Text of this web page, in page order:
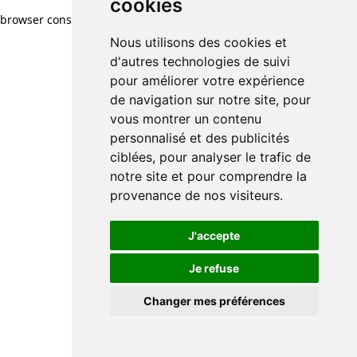
cookies
Nous utilisons des cookies et
d'autres technologies de suivi
pour améliorer votre expérience
de navigation sur notre site, pour
vous montrer un contenu
personnalisé et des publicités
ciblées, pour analyser le trafic de
notre site et pour comprendre la
provenance de nos visiteurs.
J'accepte
Je refuse
Changer mes préférences
browser console for more information)